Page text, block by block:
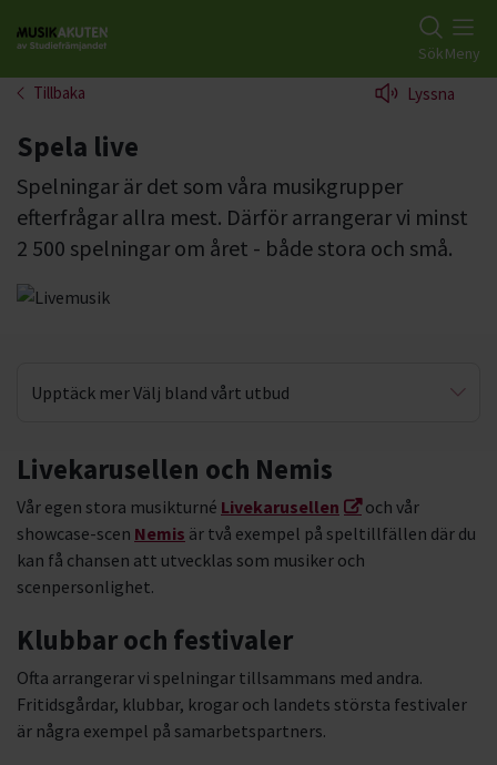
Gå till studiefrämjandets startsida SökMeny
Tillbaka Lyssna
Spela live
Spelningar är det som våra musikgrupper
efterfrågar allra mest. Därför arrangerar vi minst
2 500 spelningar om året - både stora och små.
Upptäck mer Välj bland vårt utbud
Livekarusellen och Nemis
Vår egen stora musikturné Livekarusellen
och vår
showcase-scen Nemis är två exempel på speltillfällen där du
kan få chansen att utvecklas som musiker och
scenpersonlighet.
Klubbar och festivaler
Ofta arrangerar vi spelningar tillsammans med andra.
Fritidsgårdar, klubbar, krogar och landets största festivaler
är några exempel på samarbetspartners.